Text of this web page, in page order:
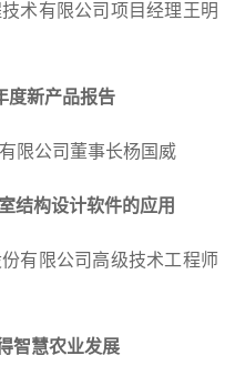
术有限公司项目经理王明
度新产品报告
限公司董事长杨国威
结构设计软件的应用
有限公司高级技术工程师
智慧农业发展